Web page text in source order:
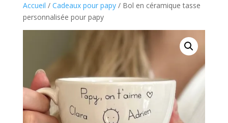
Accueil / Cadeaux pour papy/ Bol en céramique tasse
personnalisée pour papy